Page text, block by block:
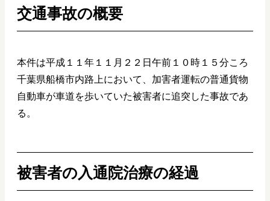
交通事故の概要
本件は平成１１年１１月２２日午前１０時１５分ころ
千葉県船橋市内路上において、加害者運転の普通貨物
自動車が車道を歩いていた被害者に追突した事故であ
る。
被害者の入通院治療の経過